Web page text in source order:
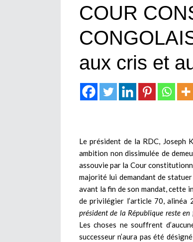
COUR
aux cris et
Le président de la RDC, Joseph
ambition non dissimulée de
assouvie par la Cour
majorité lui demandant de
avant la fin de son mandat, cette
de privilégier l’article 70, alinéa
président de la République reste
Les choses ne souffrent
successeur n’aura pas été